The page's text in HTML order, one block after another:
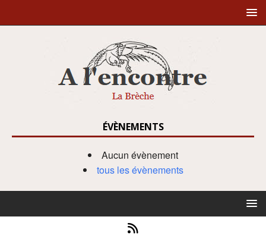
ÉVÈNEMENTS
Aucun évènement
tous les évènements